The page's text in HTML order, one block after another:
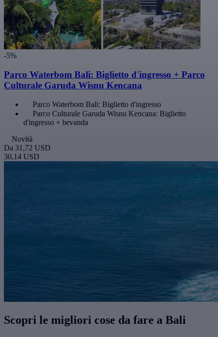
-5%
Parco Waterbom Bali: Biglietto d'ingresso + Parco
Culturale Garuda Wisnu Kencana
Parco Waterbom Bali: Biglietto d'ingresso
Parco Culturale Garuda Wisnu Kencana: Biglietto
d'ingresso + bevanda
Novità
Da 31,72 USD
30,14 USD
Scopri le migliori cose da fare a Bali